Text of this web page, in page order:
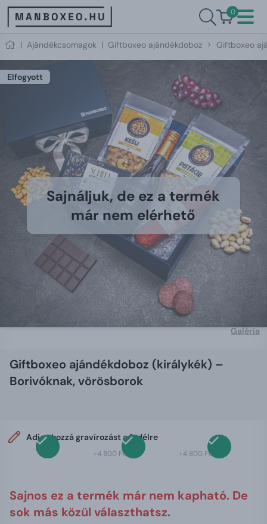
0
| Ajándékcsomagok | Giftboxeo ajándékdoboz Giftboxeo
Elfogyott
Sajnáljuk, de ez a termék
már nem elérhető
Galéria
Giftboxeo ajándékdoboz (királykék) –
Borivóknak, vörösborok
Adjon hozzá gravírozást a fedélre
+4 800 Ft +4 800 Ft
Sajnos ez a termék már nem kapható. De
sok más közül választhatsz.